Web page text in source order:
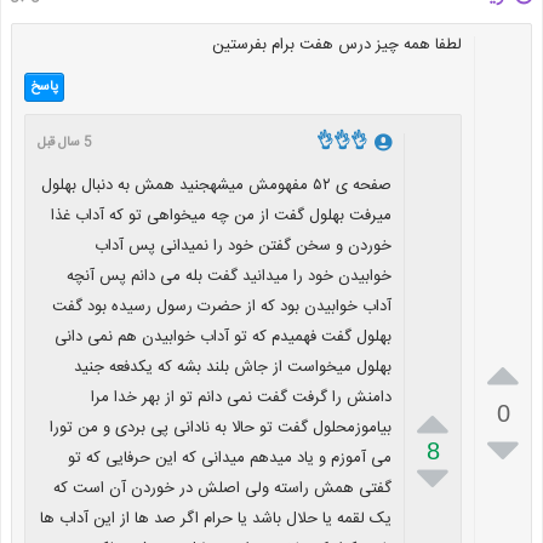

0

لطفا همه چیز درس هفت برام بفرستین
پاسخ

8

👌👌👌 5 سال قبل
صفحه ی ۵۲ مفهومش میشهجنید همش به دنبال بهلول
میرفت بهلول گفت از من چه میخواهی تو که آداب غذا
خوردن و سخن گفتن خود را نمیدانی پس آداب
خوابیدن خود را میدانید گفت بله می دانم پس آنچه
آداب خوابیدن بود که از حضرت رسول رسیده بود گفت
بهلول گفت فهمیدم که تو آداب خوابیدن هم نمی دانی
بهلول میخواست از جاش بلند بشه که یکدفعه جنید
دامنش را گرفت گفت نمی دانم تو از بهر خدا مرا
بیاموزمحلول گفت تو حالا به نادانی پی بردی و من تورا
می آموزم و یاد میدهم میدانی که این حرفایی که تو
گفتی همش راسته ولی اصلش در خوردن آن است که
یک لقمه یا حلال باشد یا حرام اگر صد ها از این آداب ها